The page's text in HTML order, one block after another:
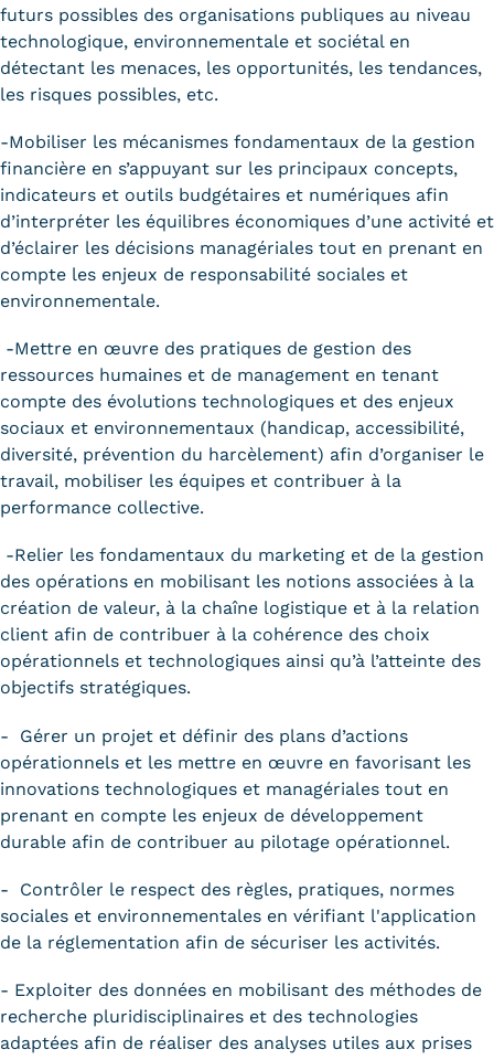
futurs possibles des organisations publiques au niveau
technologique, environnementale et sociétal en
détectant les menaces, les opportunités, les tendances,
les risques possibles, etc.
-Mobiliser les mécanismes fondamentaux de la gestion
financière en s’appuyant sur les principaux concepts,
indicateurs et outils budgétaires et numériques afin
d’interpréter les équilibres économiques d’une activité et
d’éclairer les décisions managériales tout en prenant en
compte les enjeux de responsabilité sociales et
environnementale.
-Mettre en œuvre des pratiques de gestion des
ressources humaines et de management en tenant
compte des évolutions technologiques et des enjeux
sociaux et environnementaux (handicap, accessibilité,
diversité, prévention du harcèlement) afin d’organiser le
travail, mobiliser les équipes et contribuer à la
performance collective.
-Relier les fondamentaux du marketing et de la gestion
des opérations en mobilisant les notions associées à la
création de valeur, à la chaîne logistique et à la relation
client afin de contribuer à la cohérence des choix
opérationnels et technologiques ainsi qu’à l’atteinte des
objectifs stratégiques.
- Gérer un projet et définir des plans d’actions
opérationnels et les mettre en œuvre en favorisant les
innovations technologiques et managériales tout en
prenant en compte les enjeux de développement
durable afin de contribuer au pilotage opérationnel.
- Contrôler le respect des règles, pratiques, normes
sociales et environnementales en vérifiant l'application
de la réglementation afin de sécuriser les activités.
- Exploiter des données en mobilisant des méthodes de
recherche pluridisciplinaires et des technologies
adaptées afin de réaliser des analyses utiles aux prises